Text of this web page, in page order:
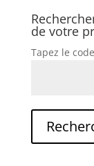
de votre
Tapez le